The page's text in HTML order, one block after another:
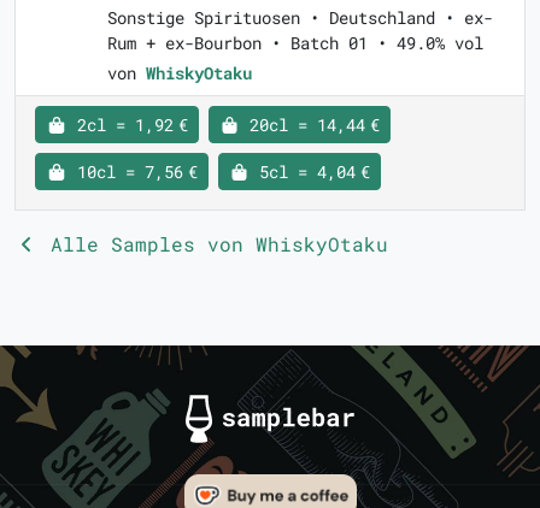
Sonstige Spirituosen • Deutschland • ex-
Rum + ex-Bourbon • Batch 01 • 49.0% vol
von WhiskyOtaku
2cl = 1,92 € 20cl = 14,44 €
10cl = 7,56 € 5cl = 4,04 €
Alle Samples von WhiskyOtaku